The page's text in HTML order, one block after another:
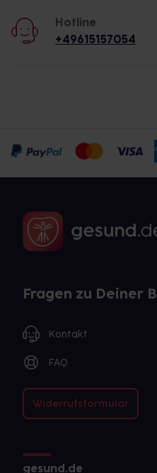
Hotline
+49615157054
Fragen zu Deiner
Kontakt
FAQ
Widerrufsformular
gesund.de